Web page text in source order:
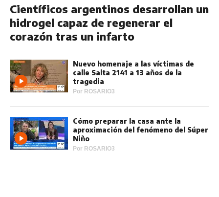
Científicos argentinos desarrollan un
hidrogel capaz de regenerar el
corazón tras un infarto
Nuevo homenaje a las víctimas de
calle Salta 2141 a 13 años de la
tragedia
Por ROSARIO3
Cómo preparar la casa ante la
aproximación del fenómeno del Súper
Niño
Por ROSARIO3